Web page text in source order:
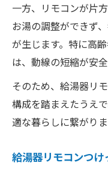
一方、リモコンが片
お湯の調整ができず
が生じます。特に高
は、動線の短縮が安
そのため、給湯器リ
構成を踏まえたうえ
適な暮らしに繋がりま
給湯器リモコンつ